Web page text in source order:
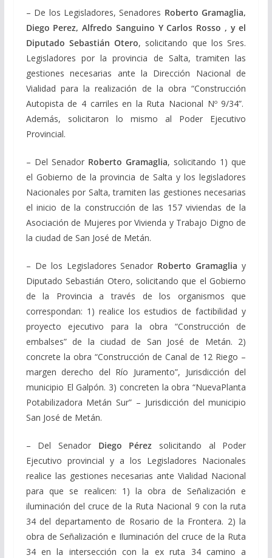
– De los Legisladores, Senadores Roberto Gramaglia,
Diego Perez, Alfredo Sanguino Y Carlos Rosso , y el
Diputado Sebastián Otero, solicitando que los Sres.
Legisladores por la provincia de Salta, tramiten las
gestiones necesarias ante la Dirección Nacional de
Vialidad para la realización de la obra “Construcción
Autopista de 4 carriles en la Ruta Nacional Nº 9/34”.
Además, solicitaron lo mismo al Poder Ejecutivo
Provincial.
– Del Senador Roberto Gramaglia, solicitando 1) que
el Gobierno de la provincia de Salta y los legisladores
Nacionales por Salta, tramiten las gestiones necesarias
el inicio de la construcción de las 157 viviendas de la
Asociación de Mujeres por Vivienda y Trabajo Digno de
la ciudad de San José de Metán.
– De los Legisladores Senador Roberto Gramaglia y
Diputado Sebastián Otero, solicitando que el Gobierno
de la Provincia a través de los organismos que
correspondan: 1) realice los estudios de factibilidad y
proyecto ejecutivo para la obra “Construcción de
embalses” de la ciudad de San José de Metán. 2)
concrete la obra “Construcción de Canal de 12 Riego –
margen derecho del Río Juramento”, Jurisdicción del
municipio El Galpón. 3) concreten la obra “NuevaPlanta
Potabilizadora Metán Sur” – Jurisdicción del municipio
San José de Metán.
– Del Senador Diego Pérez solicitando al Poder
Ejecutivo provincial y a los Legisladores Nacionales
realice las gestiones necesarias ante Vialidad Nacional
para que se realicen: 1) la obra de Señalización e
iluminación del cruce de la Ruta Nacional 9 con la ruta
34 del departamento de Rosario de la Frontera. 2) la
obra de Señalización e Iluminación del cruce de la Ruta
34 en la intersección con la ex ruta 34 camino a